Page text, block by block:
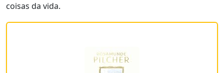
coisas da vida.